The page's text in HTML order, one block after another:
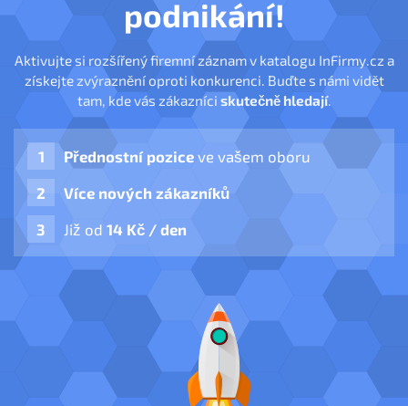
podnikání!
Aktivujte si rozšířený firemní záznam v katalogu InFirmy.cz a
získejte zvýraznění oproti konkurenci. Buďte s námi vidět
tam, kde vás zákazníci skutečně hledají.
Přednostní pozice ve vašem oboru
Více nových zákazníků
Již od 14 Kč / den